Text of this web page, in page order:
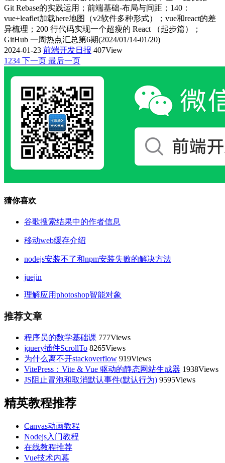
Git Rebase的实践运用；前端基础-布局与间距；140：
vue+leaflet加载here地图（v2软件多种形式）；vue和react的差
异梳理；200 行代码实现一个超瘦的 React （起步篇）；
GitHub 一周热点汇总第6期(2024/01/14-01/20)
2024-01-23 前端开发日报 407View
1 234 下一页 最后一页
猜你喜欢
谷歌搜索结果中的作者信息
移动web缓存介绍
nodejs安装不了和npm安装失败的解决方法
juejin
理解应用photoshop智能对象
推荐文章
程序员的数学基础课 777Views
jquery插件ScrollTo 8265Views
为什么离不开stackoverflow 919Views
VitePress：Vite & Vue 驱动的静态网站生成器 1938Views
JS阻止冒泡和取消默认事件(默认行为) 9595Views
精英教程推荐
Canvas动画教程
Nodejs入门教程
在线教程推荐
Vue技术内幕